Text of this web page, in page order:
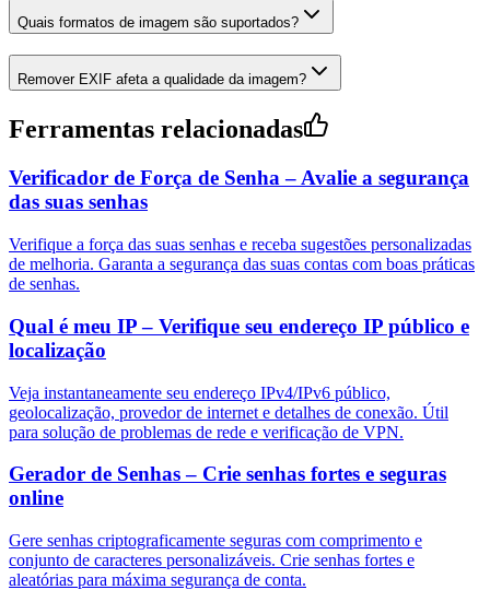
Quais formatos de imagem são suportados?
Remover EXIF afeta a qualidade da imagem?
Ferramentas relacionadas
Verificador de Força de Senha – Avalie a segurança
das suas senhas
Verifique a força das suas senhas e receba sugestões personalizadas
de melhoria. Garanta a segurança das suas contas com boas práticas
de senhas.
Qual é meu IP – Verifique seu endereço IP público e
localização
Veja instantaneamente seu endereço IPv4/IPv6 público,
geolocalização, provedor de internet e detalhes de conexão. Útil
para solução de problemas de rede e verificação de VPN.
Gerador de Senhas – Crie senhas fortes e seguras
online
Gere senhas criptograficamente seguras com comprimento e
conjunto de caracteres personalizáveis. Crie senhas fortes e
aleatórias para máxima segurança de conta.